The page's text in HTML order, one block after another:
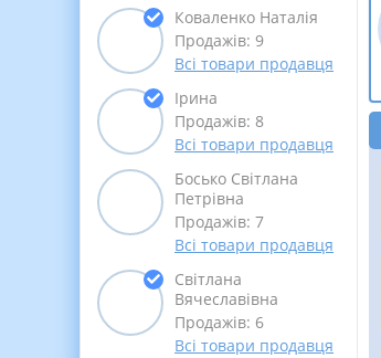
Коваленко Наталія
Продажів: 9
Всі товари продавця
Ірина
Продажів: 8
Всі товари продавця
Босько Світлана
Петрівна
Продажів: 7
Всі товари продавця
Світлана
Вячеславівна
Продажів: 6
Всі товари продавця